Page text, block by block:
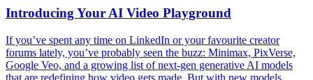
Introducing Your AI Video Playground
If you’ve spent any time on LinkedIn or your favourite creator
forums lately, you’ve probably seen the buzz: Minimax, PixVerse,
Google Veo, and a growing list of next-gen generative AI models
that are redefining how video gets made. But with new models